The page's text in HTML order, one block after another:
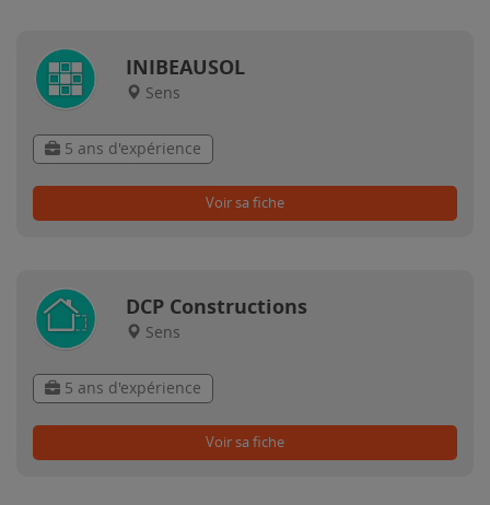
INIBEAUSOL
Sens
5 ans d'expérience
Voir sa fiche
DCP Constructions
Sens
5 ans d'expérience
Voir sa fiche